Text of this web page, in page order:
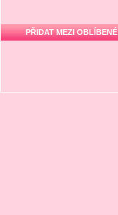
PŘIDAT MEZI OBLÍBENÉ